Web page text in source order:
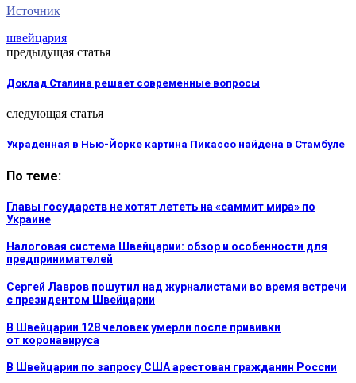
Источник
швейцария
предыдущая статья
Доклад Сталина решает современные вопросы
следующая статья
Украденная в Нью-Йорке картина Пикассо найдена в Стамбуле
По теме:
Главы государств не хотят лететь на «саммит мира» по
Украине
Налоговая система Швейцарии: обзор и особенности для
предпринимателей
Сергей Лавров пошутил над журналистами во время встречи
с президентом Швейцарии
В Швейцарии 128 человек умерли после прививки
от коронавируса
В Швейцарии по запросу США арестован гражданин России